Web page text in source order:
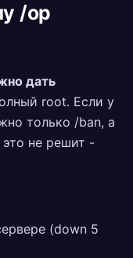
/op
дать
root. Если у
только /ban, а
не решит -
(down 5